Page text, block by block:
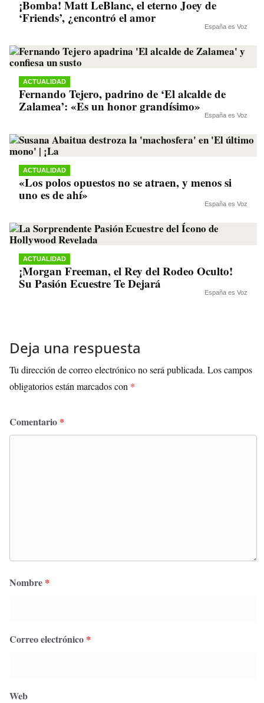
¡Bomba! Matt LeBlanc, el eterno Joey de
‘Friends’, ¿encontró el amor
España es Voz
ACTUALIDAD
Fernando Tejero, padrino de ‘El alcalde de
Zalamea’: «Es un honor grandísimo»
España es Voz
ACTUALIDAD
«Los polos opuestos no se atraen, y menos si
uno es de ahí»
España es Voz
ACTUALIDAD
¡Morgan Freeman, el Rey del Rodeo Oculto!
Su Pasión Ecuestre Te Dejará
España es Voz
Deja una respuesta
Tu dirección de correo electrónico no será publicada. Los campos
obligatorios están marcados con *
Comentario *
Nombre *
Correo electrónico *
Web